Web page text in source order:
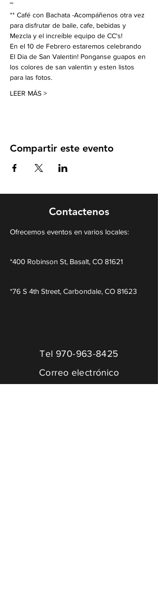
~
** Café con Bachata -Acompáñenos otra vez
para disfrutar de baile, cafe, bebidas y
Mezcla y el increíble equipo de CC's!
En el 10 de Febrero estaremos celebrando
El Dia de San Valentin! Ponganse guapos en
los colores de san valentin y esten listos
para las fotos.
LEER MÁS >
Compartir este evento
Contactenos
Ofrecemos eventos en varios locales:
*400 Robinson St, Basalt, CO 81621
*76 S 4th Street, Carbondale, CO 81623
Tel 970-963-8425
Correo electrónico